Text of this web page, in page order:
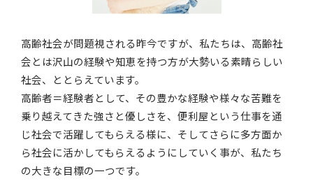
高齢社会が問題視される昨今ですが、私たちは、高齢社
会とは沢山の経験や知恵を持つ方が大勢いる素晴らしい
社会、ととらえています。
高齢者＝経験者として、その豊かな経験や様々な苦難を
乗り越えてきた強さと優しさを、便利屋という仕事を通
じ社会で活躍してもらえる様に、そしてさらに多方面か
ら社会に活かしてもらえるようにしていく事が、私たち
の大きな目標の一つです。